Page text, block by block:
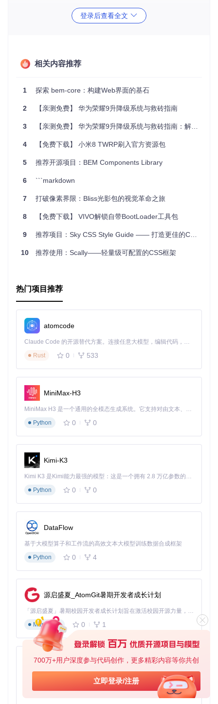
700万+用户深度参与代码创作，更多精彩内容等你共创
立即登录/注册
维护与扩展
格的命名约定，即使是新加入的团队成员也能迅速上手，轻松
定位并修改既有代码，大大降低了维护的难度。
项目特点
高度可维护：通过明确的命名规则，提升代码的可读性和可
避免样式冲突：特有的命名策略几乎消除了选择器之间的优
促进团队协作：统一的开发模式简化了团队内部的交流，提
升了工作效率。
易于上手：虽然有一定的学习曲线，但一旦掌握，便能显著
提高开发效率。
总结来说，BEM-BL不仅是一种样式编写的方法论，更是一种
推动前端工程化进步的思想。无论你是单兵作战还是团队合
就加入使用BEM-BL的开发者行列，体验更高效、更清晰的前
# BEM-BL库——前端构建的高效砖石
## 技术分析
深化理解BEM，通过Block, Element, Modifier，构建可维护的CSS帝国
## 应用场景
适用于任何规模的Web开发，尤其是在大型项目和快速迭代需求中，展现其
## 项目特点
-
-
以上就是对BEM-BL项目的简介与推荐，希望对你在寻找高效
前端解决方案时有所启发。
登录后查看全文
相关内容推荐
1 探索 bem-core：构建Web界面的基石
2 【亲测免费】 华为荣耀9升降级系统与救砖指南
3 【亲测免费】 华为荣耀9升降级系统与救砖指南：解锁手机潜能的终极指南
4 【免费下载】 小米8 TWRP刷入官方资源包
5 推荐开源项目：BEM Components Library
6 ```markdown
7 打破像素界限：Bliss光影包的视觉革命之旅
8 【免费下载】 VIVO解锁自带BootLoader工具包
9 推荐项目：Sky CSS Style Guide —— 打造更佳的CSS编写体验
10 推荐使用：Scally——轻量级可配置的CSS框架
热门项目推荐
atomcode
Claude Code 的开源替代方案。连接任意大模型，编辑代码，运行命令，自动验证 — 全自动执行。用 Rust 构建，极致性能。 ｜ An open-source alternative to Claude Code. Connect any LLM, edit code, run commands, and verify changes — autonomously. Built in Rust for speed. Get Started
Rust
0 533
MiniMax-H3
MiniMax H3 是一个通用的全模态生成系统。它支持对由文本、图像、视频和音频组成的多模态上下文进行统一理解，并能生成分辨率高达 2K、时长可达 15 秒的带原生立体声音频的视频。得益于面向任务泛化的系统设计，H3 在预训练阶段就已具备广泛的多模态上下文理解与生成能力，能够出色地执行复杂的多模态指令。
Python
0 0
Kimi-K3
Kimi K3 是Kimi能力最强的模型：这是一个拥有 2.8 万亿参数的混合专家（MoE）模型，具备原生视觉理解能力，并支持 100 万 token 的上下文窗口。
Python
0 0
DataFlow
基于大模型算子和工作流的高效文本大模型训练数据合成框架
Python
0 4
源启盛夏_AtomGit暑期开发者成长计划
「源启盛夏」暑期校园开发者成长计划旨在激活校园开源力量，通过积分激励、认证扶持、资源倾斜等形式，引导高校组织和开发者完成「入驻 — 建项目 — 做贡献 — 获认证 — 得资源」的完整闭环。无论你是想带领社团入驻平台的组织者，还是希望用代码贡献证明自己的开发者，都能在这里找到属于你的成长路径。
Markdown
0 1
py-xiaozhi
基于Python的Xiaozhi AI，适用于想要完整Xiaozhi体验而无需拥有专用硬件的用户。
Python
0 1